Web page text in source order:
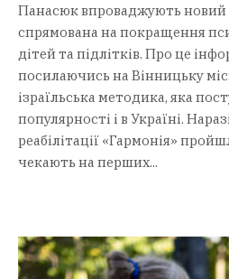
Панасюк впроваджують новий
спрямована на покращення
дітей та підлітків. Про це
посилаючись на Вінницьку
ізраїльська методика, яка
популярності і в Україні.
реабілітації «Гармонія»
чекають на перших...